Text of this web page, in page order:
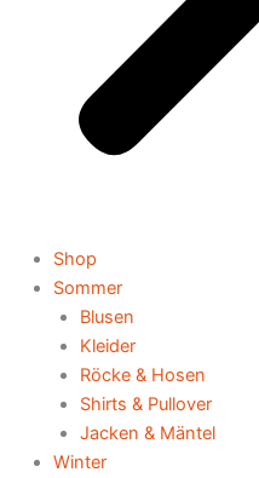
Shop
Sommer
Blusen
Kleider
Röcke & Hosen
Shirts & Pullover
Jacken & Mäntel
Winter